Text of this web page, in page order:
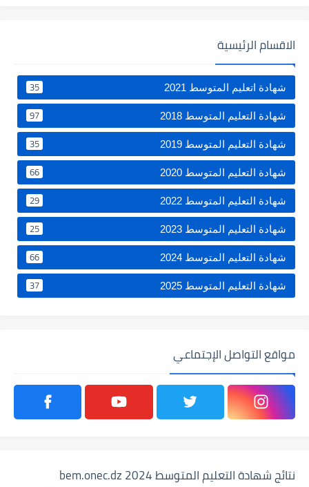
الاقسام الرئيسية
شهادة اتعليم المتوسط 2021 35
شهادة التعليم المتوسط 2018 97
شهادة التعليم المتوسط 2019 35
شهادة التعليم المتوسط 2020 66
شهادة التعليم المتوسط 2022 29
شهادة التعليم المتوسط 2023 25
شهادة التعليم المتوسط 2024 66
شهادة التعليم المتوسط 2025 37
مواقع التواصل الإجتماعي
نتائج شهادة التعليم المتوسط 2024 bem.onec.dz